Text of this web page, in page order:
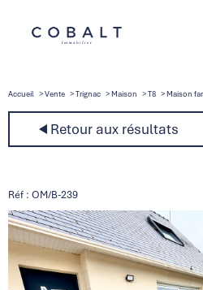
Accueil Vente Trignac Maison T8 Maison
Retour aux résultats
Réf : OM/B-239